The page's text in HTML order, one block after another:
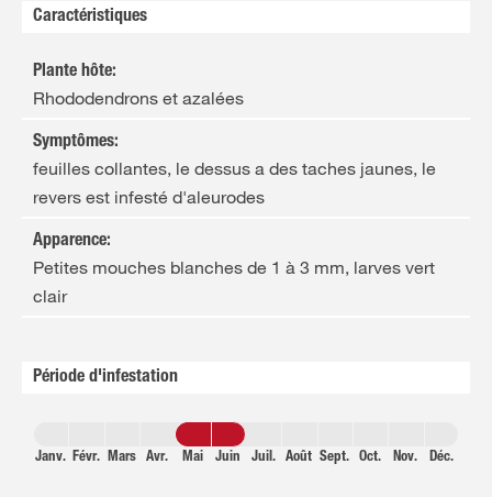
Caractéristiques
Plante hôte:
Rhododendrons et azalées
Symptômes:
feuilles collantes, le dessus a des taches jaunes, le
revers est infesté d'aleurodes
Apparence:
Petites mouches blanches de 1 à 3 mm, larves vert
clair
Période d'infestation
Janv. Févr. Mars Avr. Mai Juin Juil. Août Sept. Oct. Nov. Déc.